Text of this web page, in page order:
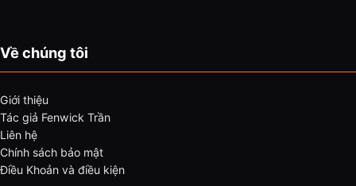
Về chúng tôi
Giới thiệu
Tác giả Fenwick Trần
Liên hệ
Chính sách bảo mật
Điều Khoản và điều kiện